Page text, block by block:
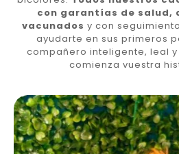
con garantías de salud,
vacunados y con
ayudarte en sus primeros
compañero inteligente, leal
comienza vuestra